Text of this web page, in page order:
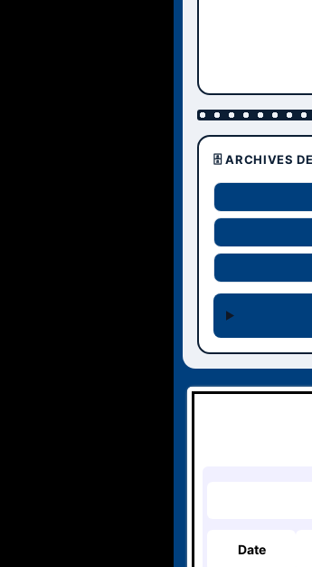
🗄️ ARCHIVES
Date